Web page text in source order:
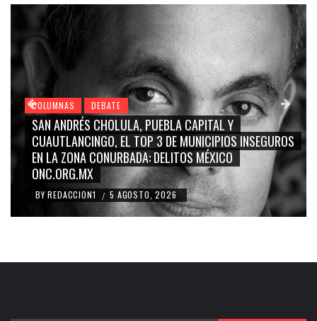
COLUMNAS DEBATE
GRACE PALOMARES, NAY SALVATORI, SERGIO MAYER,
CARMEN SALINAS “LA CORCHOLATA”, CUAUHTÉMOC
BLANCO, SILVIA PINAL: LA TRIVIALIZACIÓN Y
RIDICULIZACIÓN DE LA REPRESENTACIÓN CIUDADANA
BY REDACCION1 / 4 AGOSTO, 2026